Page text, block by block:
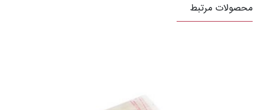
محصولات مرتبط